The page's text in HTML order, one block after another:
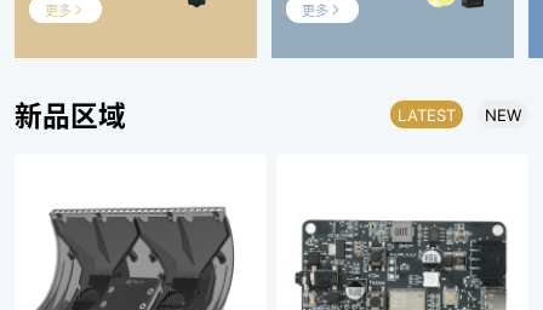
更多  更多 
新品区域 LATEST NEW